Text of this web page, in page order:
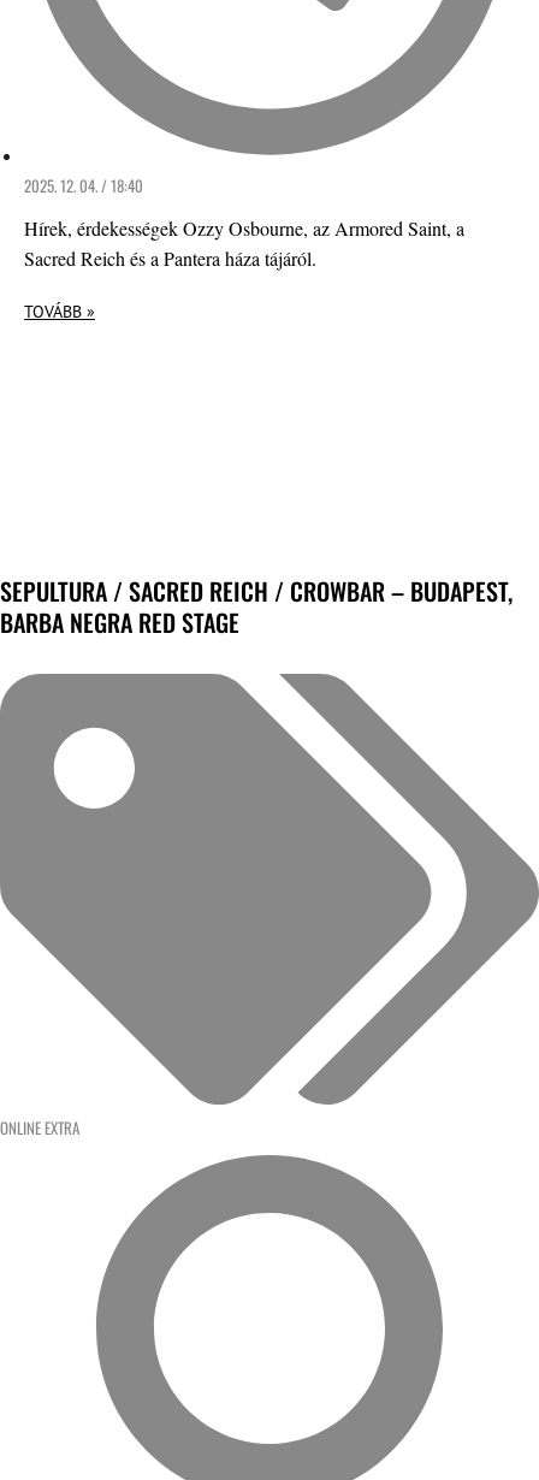
2025. 12. 04. / 18:40
Hírek, érdekességek Ozzy Osbourne, az Armored Saint, a
Sacred Reich és a Pantera háza tájáról.
TOVÁBB »
SEPULTURA / SACRED REICH / CROWBAR – BUDAPEST,
BARBA NEGRA RED STAGE
ONLINE EXTRA